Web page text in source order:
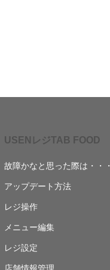
USENレジTAB FOOD
故障かなと思った際は・・・
アップデート方法
レジ操作
メニュー編集
レジ設定
店舗情報管理